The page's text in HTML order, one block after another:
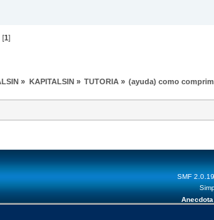
[1]
» KAPITALSIN» TUTORIA» (ayuda) como
SMF 2.0.19
Anecdota